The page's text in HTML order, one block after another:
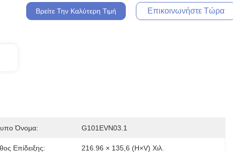
Βρείτε Την Καλύτερη Τιμή Επικοινωνήστε Τώρα
Όνομα: G101EVN03.1
Επίδειξης: 216.96 × 135,6 (H×V) Χιλ.